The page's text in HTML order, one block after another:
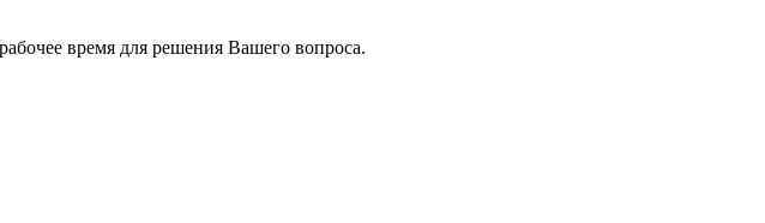
время для решения Вашего вопроса.